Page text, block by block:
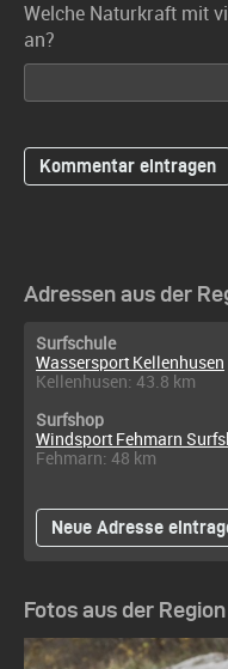
Welche Naturkraft mit
an?
Adressen aus der
Surfschule
Wassersport Kellenhusen
Kellenhusen: 43.8 km
Surfshop
Windsport Fehmarn
Fehmarn: 48 km
Neue Adresse
Fotos aus der Region